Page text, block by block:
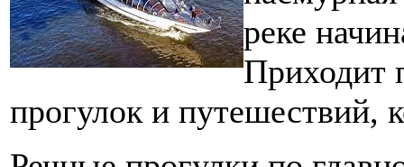
реке
Приходит
прогулок и путешествий,